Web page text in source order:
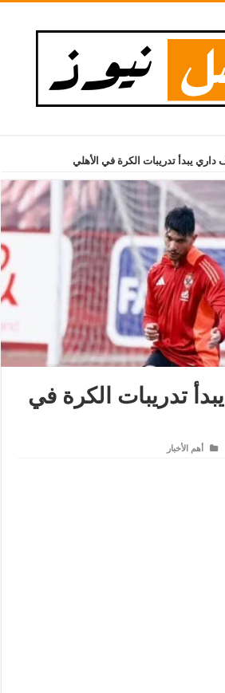
داري يبدأ تدريبات الكرة في الأهلي
تدريبات الكرة في
أهم الأخبار